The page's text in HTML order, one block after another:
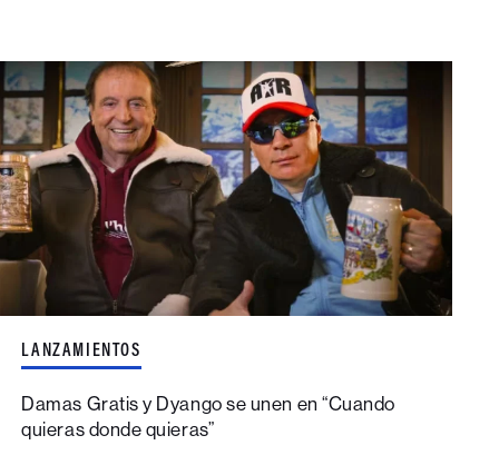
LANZAMIENTOS
Damas Gratis y Dyango se unen en “Cuando
quieras donde quieras”